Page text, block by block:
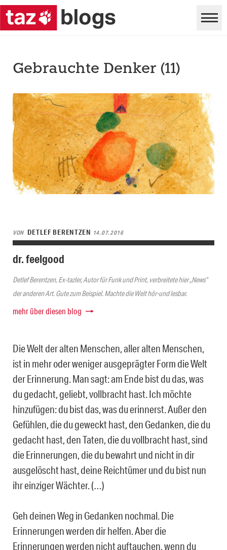
Gebrauchte Denker (11)
VON DETLEF BERENTZEN 14.07.2016
dr. feelgood
Detlef Berentzen, Ex-tazler, Autor für Funk und Print, verbreitete hier „News“
der anderen Art. Gute zum Beispiel. Machte die Welt hör-und lesbar.
mehr über diesen blog
Die Welt der alten Menschen, aller alten Menschen,
ist in mehr oder weniger ausgeprägter Form die Welt
der Erinnerung. Man sagt: am Ende bist du das, was
du gedacht, geliebt, vollbracht hast. Ich möchte
hinzufügen: du bist das, was du erinnerst. Außer den
Gefühlen, die du geweckt hast, den Gedanken, die du
gedacht hast, den Taten, die du vollbracht hast, sind
die Erinnerungen, die du bewahrt und nicht in dir
ausgelöscht hast, deine Reichtümer und du bist nun
ihr einziger Wächter. (…)
Geh deinen Weg in Gedanken nochmal. Die
Erinnerungen werden dir helfen. Aber die
Erinnerungen werden nicht auftauchen, wenn du